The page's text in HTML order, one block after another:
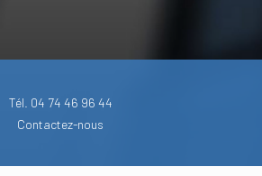
Tél. 04 74 46 96 44
Contactez-nous